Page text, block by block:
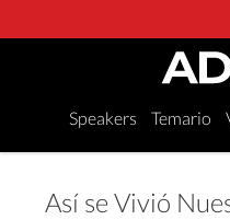
Speakers Temario
Así se Vivió